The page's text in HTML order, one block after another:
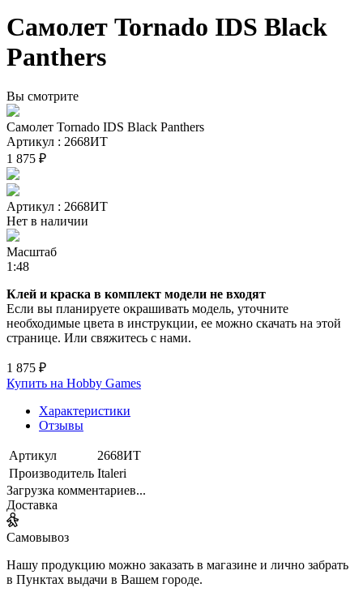
Самолет Tornado IDS Black
Pаnthers
Вы смотрите
Самолет Tornado IDS Black Pаnthers
Артикул : 2668ИТ
1 875 ₽
Артикул : 2668ИТ
Нет в наличии
Масштаб
1:48
Клей и краска в комплект модели не входят
Если вы планируете окрашивать модель, уточните
необходимые цвета в инструкции, ее можно скачать на этой
странице. Или свяжитесь с нами.
1 875 ₽
Купить на Hobby Games
Характеристики
Отзывы
Артикул
2668ИТ
Производитель Italeri
Загрузка комментариев...
Доставка
Самовывоз
Нашу продукцию можно заказать в магазине и лично забрать
в Пунктах выдачи в Вашем городе.